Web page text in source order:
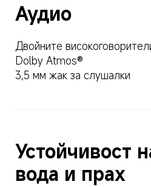
Аудио
Двойните
Dolby Atmos®
3,5 мм жак за слушалки
Устойчивост
вода и прах